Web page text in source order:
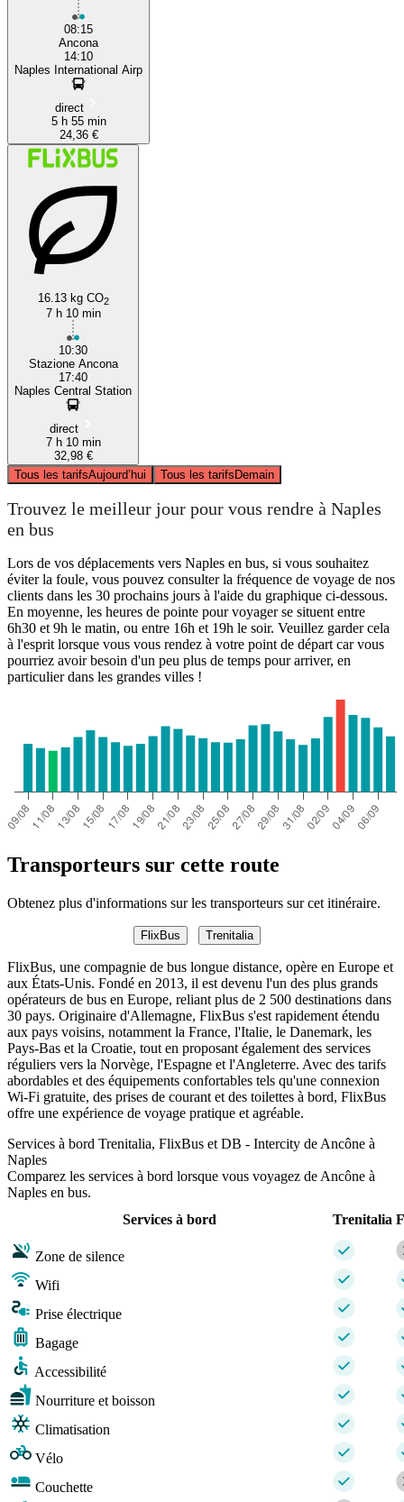
08:15
Ancona
14:10
Naples International Airp
direct
5 h 55 min
24,36 €
16.13 kg CO2
7 h 10 min
10:30
Stazione Ancona
17:40
Naples Central Station
direct
7 h 10 min
32,98 €
Tous les tarifsAujourd’hui Tous les tarifsDemain
Trouvez le meilleur jour pour vous rendre à Naples
en bus
Lors de vos déplacements vers Naples en bus, si vous souhaitez
éviter la foule, vous pouvez consulter la fréquence de voyage de nos
clients dans les 30 prochains jours à l'aide du graphique ci-dessous.
En moyenne, les heures de pointe pour voyager se situent entre
6h30 et 9h le matin, ou entre 16h et 19h le soir. Veuillez garder cela
à l'esprit lorsque vous vous rendez à votre point de départ car vous
pourriez avoir besoin d'un peu plus de temps pour arriver, en
particulier dans les grandes villes !
Transporteurs sur cette route
Obtenez plus d'informations sur les transporteurs sur cet itinéraire.
FlixBus Trenitalia
FlixBus, une compagnie de bus longue distance, opère en Europe et
aux États-Unis. Fondé en 2013, il est devenu l'un des plus grands
opérateurs de bus en Europe, reliant plus de 2 500 destinations dans
30 pays. Originaire d'Allemagne, FlixBus s'est rapidement étendu
aux pays voisins, notamment la France, l'Italie, le Danemark, les
Pays-Bas et la Croatie, tout en proposant également des services
réguliers vers la Norvège, l'Espagne et l'Angleterre. Avec des tarifs
abordables et des équipements confortables tels qu'une connexion
Wi-Fi gratuite, des prises de courant et des toilettes à bord, FlixBus
offre une expérience de voyage pratique et agréable.
Services à bord Trenitalia, FlixBus et DB - Intercity de Ancône à
Naples
Comparez les services à bord lorsque vous voyagez de Ancône à
Naples en bus.
Services à bord
Trenitalia
Zone de silence
Wifi
Prise électrique
Bagage
Accessibilité
Nourriture et boisson
Climatisation
Vélo
Couchette